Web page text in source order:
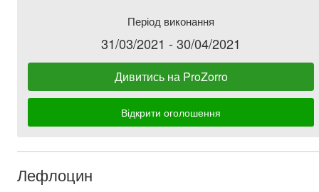
Період виконання
31/03/2021 - 30/04/2021
Дивитись на ProZorro
Відкрити оголошення
Лефлоцин